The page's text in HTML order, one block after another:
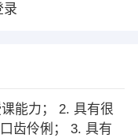
录
能力； 2. 具有很
齿伶俐； 3. 具有